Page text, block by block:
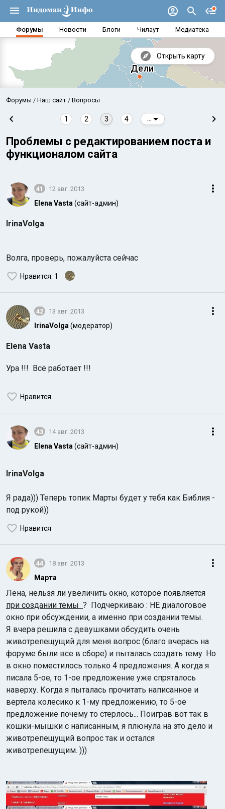
Форумы Новости Блоги Чилаут Медиатека
Открыть карту
Аравийское море
Форумы Наш сайт Вопросы
1 2 3 4
Проблемы с редактированием поста и
функционалом сайта
41 12 авг. 2013
Elena Vasta (сайт-админ)
IrinaVolga
Волга, проверь, пожалуйста сейчас
Нравится: 1
42 13 авг. 2013
IrinaVolga (модератор)
Elena Vasta
Ура !!! Всё работает !!!
Нравится
43 14 авг. 2013
Elena Vasta (сайт-админ)
IrinaVolga
Я рада))) Теперь топик Марты будет у тебя как Библия -
под рукой))
Нравится
44 18 авг. 2013
Марта
Лена, нельзя ли увеличить окно, которое появляется
при создании темы ? Подчеркиваю : НЕ диалоговое
окно при обсуждении, а именно при создании темы.
Я вчера решила с девушками обсудить очень
животрепещущий для меня вопрос (благо вчерась на
форуме были все в сборе) и пыталась создать тему. Но
в окно поместилось только 4 предложения. А когда я
писала 5-ое, то 1-ое предложение уже спряталось
наверху. Когда я пыталась прочитать написанное и
вертела колесико к 1-му предложению, то 5-ое
предложение почему то стерлось... Поиграв вот так в
кошки-мышки с написанным, я плюнула на это дело и
животрепещущий вопрос так и остался
животрепещущим. )))